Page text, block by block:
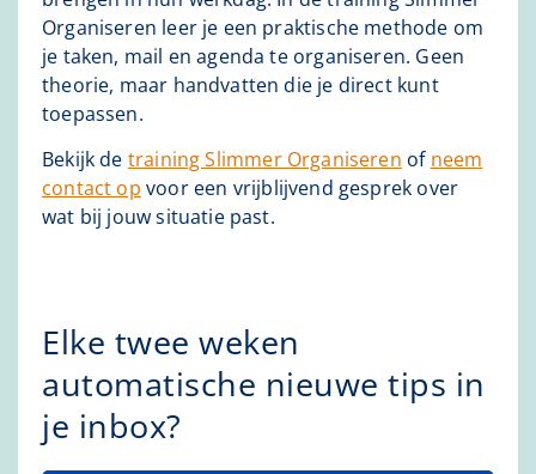
Organiseren leer je een praktische methode om
je taken, mail en agenda te organiseren. Geen
theorie, maar handvatten die je direct kunt
toepassen.
Bekijk de training Slimmer Organiseren of neem
contact op voor een vrijblijvend gesprek over
wat bij jouw situatie past.
Elke twee weken
automatische nieuwe tips in
je inbox?